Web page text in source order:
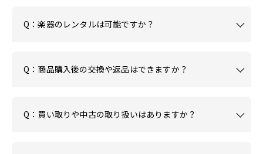
Q：楽器のレンタルは可能ですか？
Q：商品購入後の交換や返品はできますか？
Q：買い取りや中古の取り扱いはありますか？